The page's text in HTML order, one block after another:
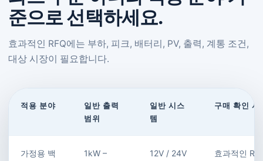
준으로 선택하세요.
효과적인 RFQ에는 부하, 피크, 배터리, PV, 출력, 계통 조건,
대상 시장이 필요합니다.
적용 분야
일반 출력
범위
일반 시스
템
구매 확인 사
가정용 백
1kW –
12V / 24V
효과적인